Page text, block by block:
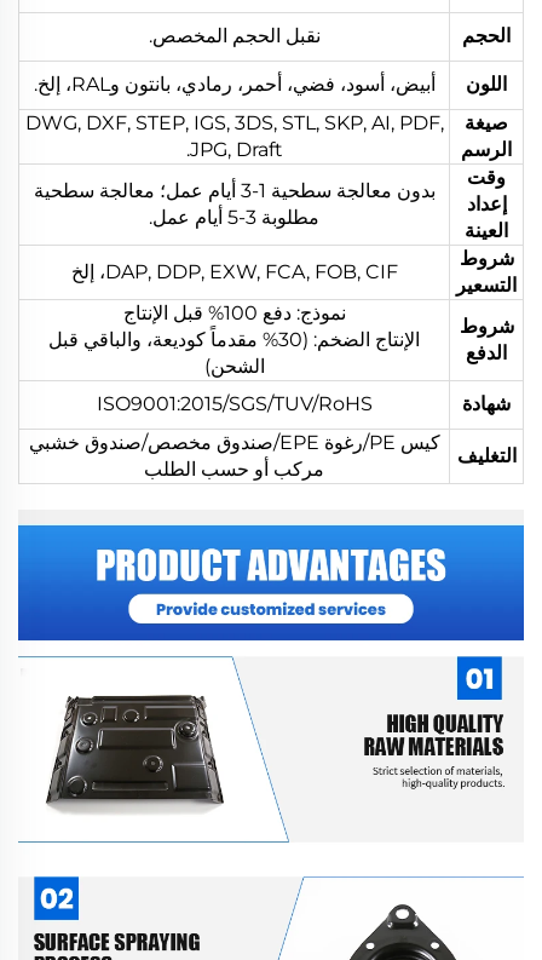
الحجم نقبل الحجم المخصص.
اللون
أبيض، أسود، فضي، أحمر، رمادي، بانتون وRAL، إلخ.
صيغة
الرسم
DWG, DXF, STEP, IGS, 3DS, STL, SKP, AI, PDF,
JPG, Draft.
وقت
إعداد
العينة
بدون معالجة سطحية 1-3 أيام عمل؛ معالجة سطحية
مطلوبة 3-5 أيام عمل.
شروط
التسعير
DAP, DDP, EXW, FCA, FOB, CIF، إلخ
شروط
الدفع
نموذج: دفع 100% قبل الإنتاج
الإنتاج الضخم: (30% مقدماً كوديعة، والباقي قبل
الشحن)
شهادة
ISO9001:2015/SGS/TUV/RoHS
التغليف
كيس PE/رغوة EPE/صندوق مخصص/صندوق خشبي
مركب أو حسب الطلب